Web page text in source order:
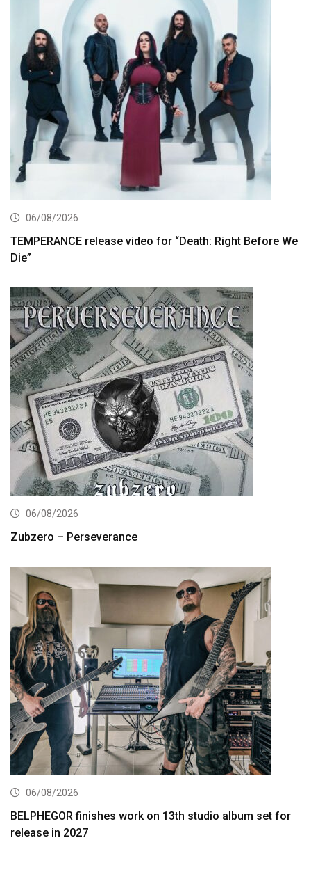
06/08/2026
TEMPERANCE release video for “Death: Right Before We
Die”
06/08/2026
Zubzero – Perseverance
06/08/2026
BELPHEGOR finishes work on 13th studio album set for
release in 2027